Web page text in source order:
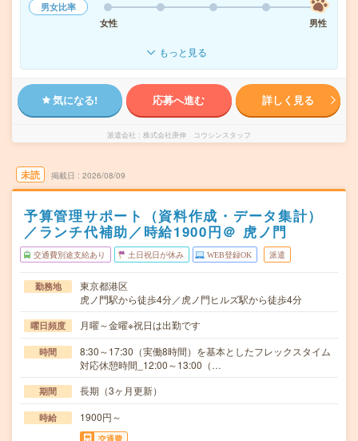
男女比率
女性
男性
もっと見る
気になる! 応募へ進む 詳しく見る
派遣会社 株式会社庚伸 コウシンスタッフ
未読 掲載日 2026/08/09
予算管理サポート（資料作成・データ集計）
／ランチ代補助／時給1900円＠ 虎ノ門
交通費別途支給あり 土日祝日が休み WEB登録OK 派遣
勤務地
東京都港区
虎ノ門駅から徒歩4分／虎ノ門ヒルズ駅から徒歩4分
曜日頻度 月曜～金曜※祝日は出勤です
時間
8:30～17:30（実働8時間）を基本としたフレックスタイム
対応休憩時間_12:00～13:00（…
期間 長期（3ヶ月更新）
時給 1900円～
交通費